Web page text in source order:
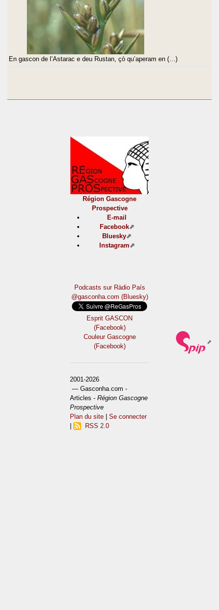
En gascon de l’Astarac e deu Rustan, çò qu’aperam en (…)
Région Gascogne
Prospective
E-mail
Facebook
Bluesky
Instagram
Podcasts sur Ràdio País
@gasconha.com (Bluesky)
Esprit GASCON
(Facebook)
Couleur Gascogne
(Facebook)
2001-2026
— Gasconha.com -
Articles -Région Gascogne
Prospective
Plan du site |Se connecter
RSS 2.0